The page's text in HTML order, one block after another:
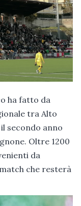
ha fatto da
tra Alto
secondo anno
Oltre 1200
da
che resterà